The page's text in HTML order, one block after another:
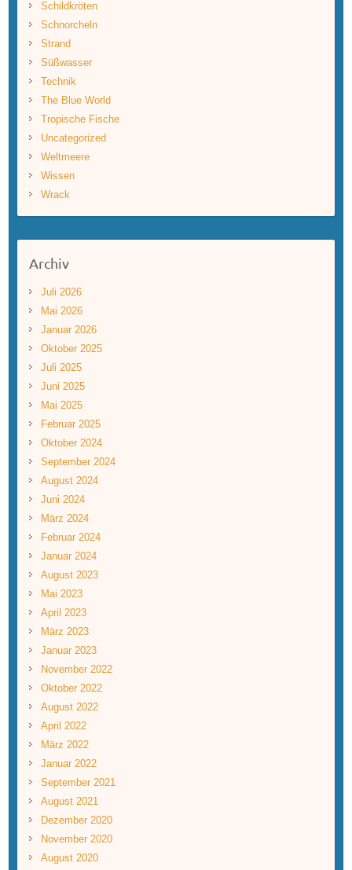
Schildkröten
Schnorcheln
Strand
Süßwasser
Technik
The Blue World
Tropische Fische
Uncategorized
Weltmeere
Wissen
Wrack
Archiv
Juli 2026
Mai 2026
Januar 2026
Oktober 2025
Juli 2025
Juni 2025
Mai 2025
Februar 2025
Oktober 2024
September 2024
August 2024
Juni 2024
März 2024
Februar 2024
Januar 2024
August 2023
Mai 2023
April 2023
März 2023
Januar 2023
November 2022
Oktober 2022
August 2022
April 2022
März 2022
Januar 2022
September 2021
August 2021
Dezember 2020
November 2020
August 2020